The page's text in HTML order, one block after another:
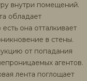
внутри помещений.
обладает
она отталкивает
в стены.
от попадания
агентов.
лента поглощает